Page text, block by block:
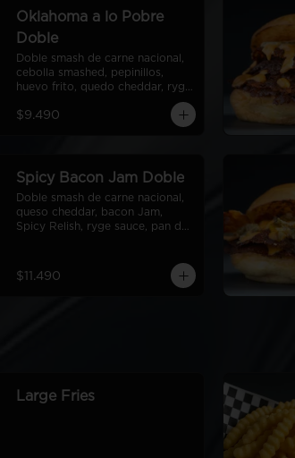
Oklahoma a lo Pobre
Doble
Doble smash de carne nacional,
cebolla smashed, pepinillos,
huevo frito, quedo cheddar, ryge
$9.490
Spicy Bacon Jam Doble
Doble smash de carne nacional,
queso cheddar, bacon Jam,
Spicy Relish, ryge sauce, pan de
$11.490
Large Fries